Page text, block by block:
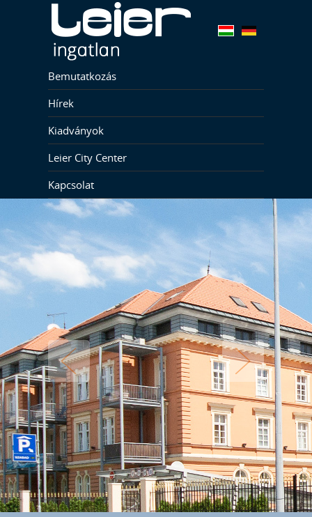
Bemutatkozás
Hírek
Kiadványok
Leier City Center
Kapcsolat